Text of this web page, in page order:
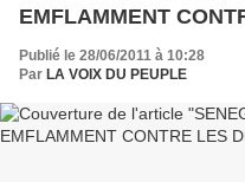
EMFLAMMENT
Publié le 28/06/2011 à 10:28
Par LA VOIX DU PEUPLE